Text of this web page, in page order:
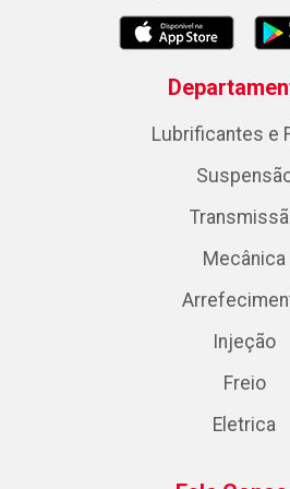
Lubrificantes e
Mecânica
Injeção
Freio
Eletrica